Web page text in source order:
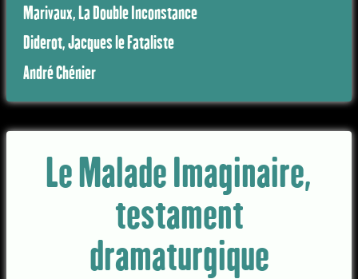
Marivaux, La Double Inconstance
Diderot, Jacques le Fataliste
André Chénier
Le Malade Imaginaire,
testament
dramaturgique